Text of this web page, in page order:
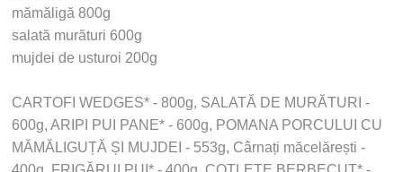
mămăligă 800g
salată murături 600g
mujdei de usturoi 200g
CARTOFI WEDGES* - 800g, SALATĂ DE MURĂTURI -
600g, ARIPI PUI PANE* - 600g, POMANA PORCULUI CU
MĂMĂLIGUȚĂ ȘI MUJDEI - 553g, Cârnați măcelărești -